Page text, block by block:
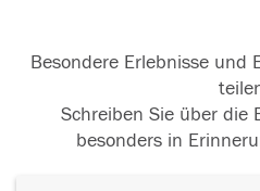
Besondere Erlebnisse und
Schreiben Sie über die
besonders in